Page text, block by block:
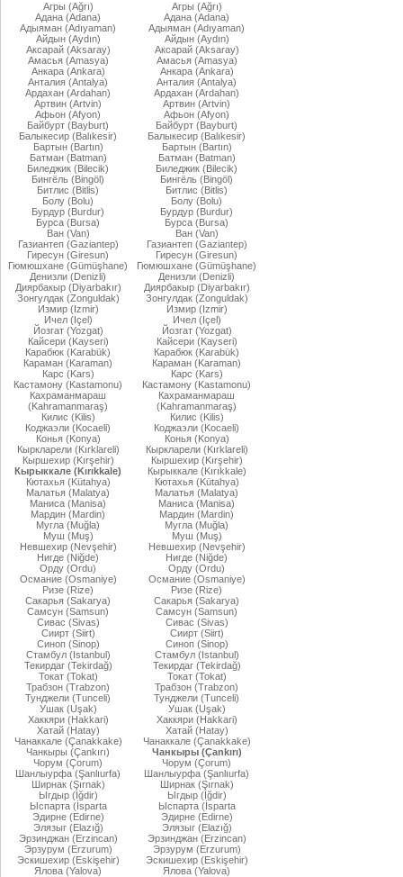
Агры (Ağrı)
Адана (Adana)
Адыяман (Adıyaman)
Айдын (Aydın)
Аксарай (Aksaray)
Амасья (Amasya)
Анкара (Ankara)
Анталия (Antalya)
Ардахан (Ardahan)
Артвин (Artvin)
Афьон (Afyon)
Байбурт (Bayburt)
Балыкесир (Balıkesir)
Бартын (Bartın)
Батман (Batman)
Биледжик (Bilecik)
Бингёль (Bingöl)
Битлис (Bitlis)
Болу (Bolu)
Бурдур (Burdur)
Бурса (Bursa)
Ван (Van)
Газиантеп (Gaziantep)
Гиресун (Giresun)
Гюмюшхане (Gümüşhane)
Денизли (Denizli)
Диярбакыр (Diyarbakır)
Зонгулдак (Zonguldak)
Измир (Izmir)
Ичел (Içel)
Йозгат (Yozgat)
Кайсери (Kayseri)
Карабюк (Karabük)
Караман (Karaman)
Карс (Kars)
Кастамону (Kastamonu)
Кахраманмараш
(Kahramanmaraş)
Килис (Kilis)
Коджаэли (Kocaeli)
Конья (Konya)
Кыркларели (Kırklareli)
Кыршехир (Kırşehir)
Кырыккале (Kırıkkale)
Кютахья (Kütahya)
Малатья (Malatya)
Маниса (Manisa)
Мардин (Mardin)
Мугла (Muğla)
Муш (Muş)
Невшехир (Nevşehir)
Нигде (Niğde)
Орду (Ordu)
Османие (Osmaniye)
Ризе (Rize)
Сакарья (Sakarya)
Самсун (Samsun)
Сивас (Sivas)
Сиирт (Siirt)
Синоп (Sinop)
Стамбул (Istanbul)
Текирдаг (Tekirdağ)
Токат (Tokat)
Трабзон (Trabzon)
Тунджели (Tunceli)
Ушак (Uşak)
Хаккяри (Hakkari)
Хатай (Hatay)
Чанаккале (Çanakkake)
Чанкыры (Çankırı)
Чорум (Çorum)
Шанлыурфа (Şanlıurfa)
Ширнак (Şırnak)
Ыгдыр (Iğdir)
Ыспарта (İsparta
Эдирне (Edirne)
Элязыг (Elazığ)
Эрзинджан (Erzincan)
Эрзурум (Erzurum)
Эскишехир (Eskişehir)
Ялова (Yalova)
Агры (Ağrı)
Адана (Adana)
Адыяман (Adıyaman)
Айдын (Aydın)
Аксарай (Aksaray)
Амасья (Amasya)
Анкара (Ankara)
Анталия (Antalya)
Ардахан (Ardahan)
Артвин (Artvin)
Афьон (Afyon)
Байбурт (Bayburt)
Балыкесир (Balıkesir)
Бартын (Bartın)
Батман (Batman)
Биледжик (Bilecik)
Бингёль (Bingöl)
Битлис (Bitlis)
Болу (Bolu)
Бурдур (Burdur)
Бурса (Bursa)
Ван (Van)
Газиантеп (Gaziantep)
Гиресун (Giresun)
Гюмюшхане (Gümüşhane)
Денизли (Denizli)
Диярбакыр (Diyarbakır)
Зонгулдак (Zonguldak)
Измир (Izmir)
Ичел (Içel)
Йозгат (Yozgat)
Кайсери (Kayseri)
Карабюк (Karabük)
Караман (Karaman)
Карс (Kars)
Кастамону (Kastamonu)
Кахраманмараш
(Kahramanmaraş)
Килис (Kilis)
Коджаэли (Kocaeli)
Конья (Konya)
Кыркларели (Kırklareli)
Кыршехир (Kırşehir)
Кырыккале (Kırıkkale)
Кютахья (Kütahya)
Малатья (Malatya)
Маниса (Manisa)
Мардин (Mardin)
Мугла (Muğla)
Муш (Muş)
Невшехир (Nevşehir)
Нигде (Niğde)
Орду (Ordu)
Османие (Osmaniye)
Ризе (Rize)
Сакарья (Sakarya)
Самсун (Samsun)
Сивас (Sivas)
Сиирт (Siirt)
Синоп (Sinop)
Стамбул (Istanbul)
Текирдаг (Tekirdağ)
Токат (Tokat)
Трабзон (Trabzon)
Тунджели (Tunceli)
Ушак (Uşak)
Хаккяри (Hakkari)
Хатай (Hatay)
Чанаккале (Çanakkake)
Чанкыры (Çankırı)
Чорум (Çorum)
Шанлыурфа (Şanlıurfa)
Ширнак (Şırnak)
Ыгдыр (Iğdir)
Ыспарта (İsparta
Эдирне (Edirne)
Элязыг (Elazığ)
Эрзинджан (Erzincan)
Эрзурум (Erzurum)
Эскишехир (Eskişehir)
Ялова (Yalova)